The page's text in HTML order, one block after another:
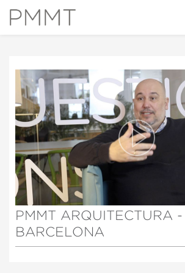
22 DE JUNIO DE 2020
WORKFLOWS THAT
PMMT ARQUITECTURA
BARCELONA
Modificar cookies